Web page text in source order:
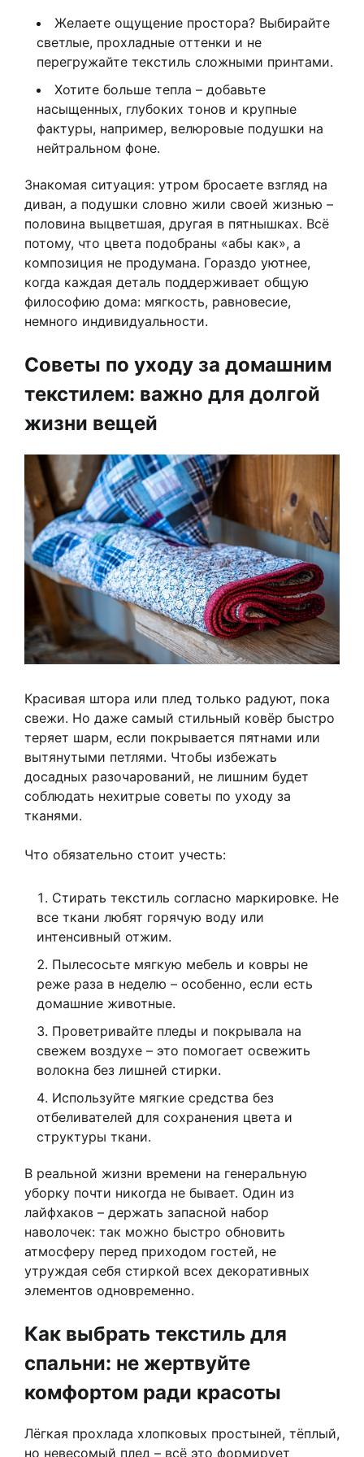
Желаете ощущение простора? Выбирайте
светлые, прохладные оттенки и не
перегружайте текстиль сложными принтами.
Хотите больше тепла – добавьте
насыщенных, глубоких тонов и крупные
фактуры, например, велюровые подушки на
нейтральном фоне.
Знакомая ситуация: утром бросаете взгляд на
диван, а подушки словно жили своей жизнью –
половина выцветшая, другая в пятнышках. Всё
потому, что цвета подобраны «абы как», а
композиция не продумана. Гораздо уютнее,
когда каждая деталь поддерживает общую
философию дома: мягкость, равновесие,
немного индивидуальности.
Советы по уходу за домашним
текстилем: важно для долгой
жизни вещей
Красивая штора или плед только радуют, пока
свежи. Но даже самый стильный ковёр быстро
теряет шарм, если покрывается пятнами или
вытянутыми петлями. Чтобы избежать
досадных разочарований, не лишним будет
соблюдать нехитрые советы по уходу за
тканями.
Что обязательно стоит учесть:
Стирать текстиль согласно маркировке. Не
все ткани любят горячую воду или
интенсивный отжим.
Пылесосьте мягкую мебель и ковры не
реже раза в неделю – особенно, если есть
домашние животные.
Проветривайте пледы и покрывала на
свежем воздухе – это помогает освежить
волокна без лишней стирки.
Используйте мягкие средства без
отбеливателей для сохранения цвета и
структуры ткани.
В реальной жизни времени на генеральную
уборку почти никогда не бывает. Один из
лайфхаков – держать запасной набор
наволочек: так можно быстро обновить
атмосферу перед приходом гостей, не
утруждая себя стиркой всех декоративных
элементов одновременно.
Как выбрать текстиль для
спальни: не жертвуйте
комфортом ради красоты
Лёгкая прохлада хлопковых простыней, тёплый,
но невесомый плед – всё это формирует